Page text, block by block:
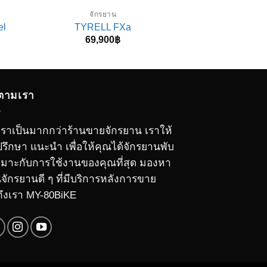
จักรยาน
TYRELL FXa
69,900฿
มเรา
าเป็นมากกว่าร้านขายจักรยาน เราให้
กษา แนะนำ เพื่อให้คุณได้จักรยานพับ
าะกับการใช้งานของคุณที่สุด มองหา
กรยานดี ๆ ที่มีบริการหลังการขาย
เรา MY-80BiKE